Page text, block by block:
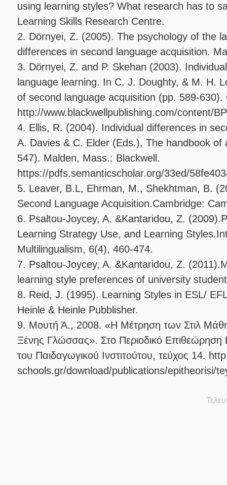
using learning styles? What research has to
Learning Skills Research Centre.
2. Dörnyei, Z. (2005). The psychology of the
differences in second language acquisition.
3. Dörnyei, Z. and P. Skehan (2003).
language learning. In C. J. Doughty, & M. H.
of second language acquisition (pp. 589-630).
http://www.blackwellpublishing.com/content/
4. Ellis, R. (2004). Individual differences in
A. Davies & C. Elder (Eds.), The handbook of
547). Malden, Mass.: Blackwell.
https://pdfs.semanticscholar.org/33ed/
5. Leaver, B.L, Ehrman, M., Shekhtman, B.
Second Language Acquisition.Cambridge:
6. Psaltou-Joycey, A. &Kantaridou, Z.
Learning Strategy Use, and Learning
Multilingualism, 6(4), 460-474.
7. Psaltou-Joycey, A. &Kantaridou, Z.
learning style preferences of university
8. Reid, J. (1995). Learning Styles in ESL/
Heinle & Heinle Pubblisher.
9. Μουτή Ά., 2008. «Η Μέτρηση των Στιλ
Ξένης Γλώσσας». Στο Περιοδικό Επιθεώρηση
του Παιδαγωγικού Ινστιτούτου, τεύχος 14.
schools.gr/download/publications/epitheorisi/